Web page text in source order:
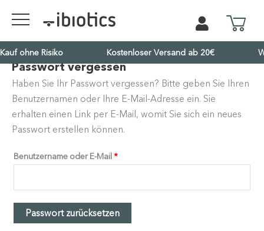
Kauf ohne Risiko Kostenloser Versand ab 20€
Passwort vergessen
Haben Sie Ihr Passwort vergessen? Bitte geben Sie Ihren
Benut­zer­namen oder Ihre E-Mail-Adresse ein. Sie
erhalten einen Link per E-Mail, womit Sie sich ein neues
Passwort erstellen können.
Benut­zername oder E-Mail*
erfor­
derlich
Passwort zurücksetzen